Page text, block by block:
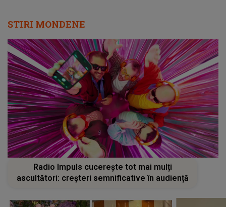
STIRI MONDENE
Radio Impuls cucerește tot mai mulți
ascultători: creșteri semnificative în audiență